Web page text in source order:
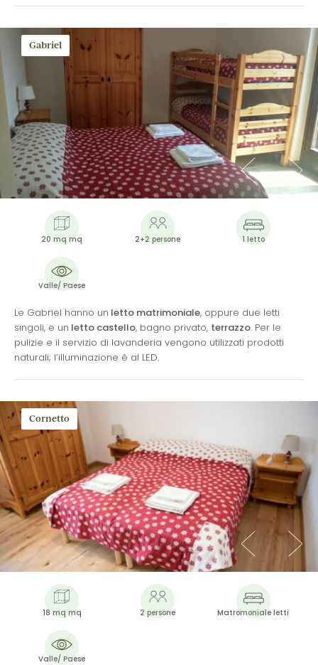
Gabriel
20 mq mq 2+2 persone 1 letto
Valle/ Paese
Le Gabriel hanno un letto matrimoniale, oppure due letti
singoli, e un letto castello, bagno privato, terrazzo. Per le
pulizie e il servizio di lavanderia vengono utilizzati prodotti
naturali; l’illuminazione è al LED.
Cornetto
18 mq mq 2 persone Matromoniale letti
Valle/ Paese